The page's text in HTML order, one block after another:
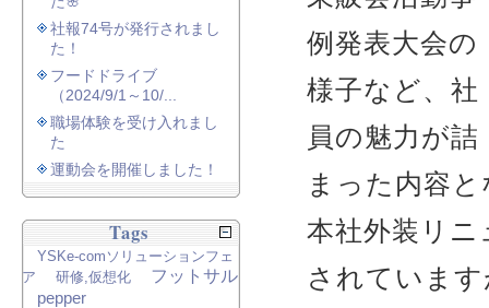
例発表大会の
様子など、社
員の魅力が詰
まった内容
本社外装リ
されていま
社報74号が発行されまし
た！
フードドライブ
（2024/9/1～10/...
職場体験を受け入れまし
た
運動会を開催しました！
Tags
YSKe-comソリューションフェ
ア
研修,仮想化
フットサル
pepper